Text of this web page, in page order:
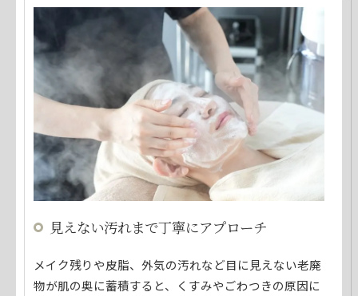
見えない汚れまで丁寧にアプローチ
メイク残りや皮脂、外気の汚れなど目に見えない老廃
物が肌の奥に蓄積すると、くすみやごわつきの原因に